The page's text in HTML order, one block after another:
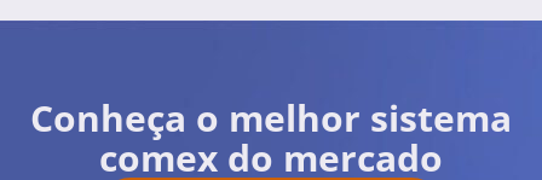
Conheça o melhor sistema
comex do mercado